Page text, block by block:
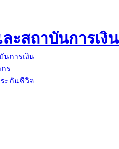
ะสถาบันการเงิน
ร
ะกันชีวิต